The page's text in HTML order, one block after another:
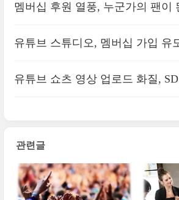
멤버십 후원 열풍, 누군가의 팬이
유튜브 스튜디오, 멤버십 가입 유
유튜브 쇼츠 영상 업로드 화질,
관련글